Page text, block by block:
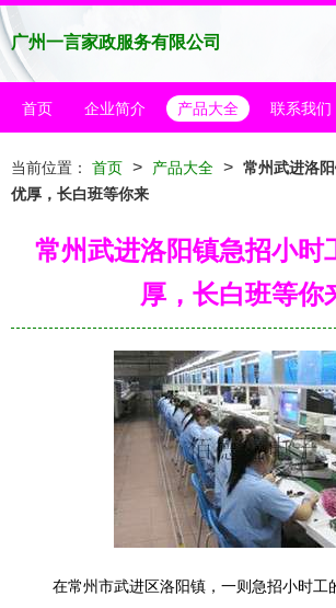
广州一言家政服务有限公司
首页 企业简介 产品大全 联系我们
当前位置： 首页 > 产品大全 > 常州武进洛
优厚，长白班等你来
常州武进洛阳镇急招小时
厚，长白班等你
在常州市武进区洛阳镇，一则急招小时工